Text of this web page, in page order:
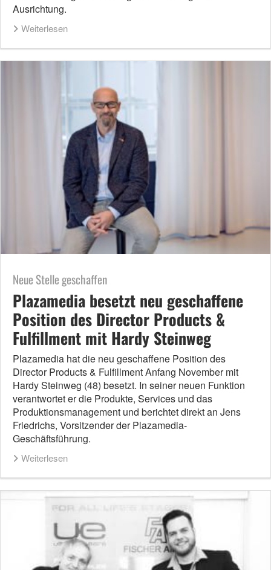
Ausrichtung.
Weiterlesen
Neue Stelle geschaffen
Plazamedia besetzt neu geschaffene
Position des Director Products &
Fulfillment mit Hardy Steinweg
Plazamedia hat die neu geschaffene Position des
Director Products & Fulfillment Anfang November mit
Hardy Steinweg (48) besetzt. In seiner neuen Funktion
verantwortet er die Produkte, Services und das
Produktionsmanagement und berichtet direkt an Jens
Friedrichs, Vorsitzender der Plazamedia-
Geschäftsführung.
Weiterlesen